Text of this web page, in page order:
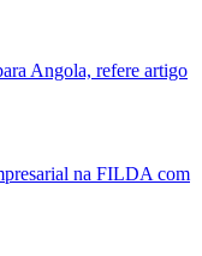
Angola, refere artigo
na FILDA com